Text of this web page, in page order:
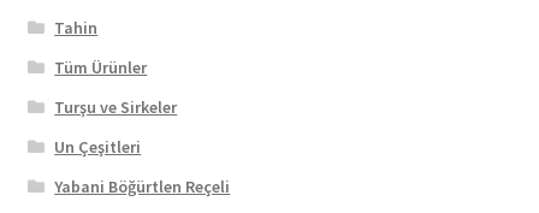
Tahin
Tüm Ürünler
Turşu ve Sirkeler
Un Çeşitleri
Yabani Böğürtlen Reçeli